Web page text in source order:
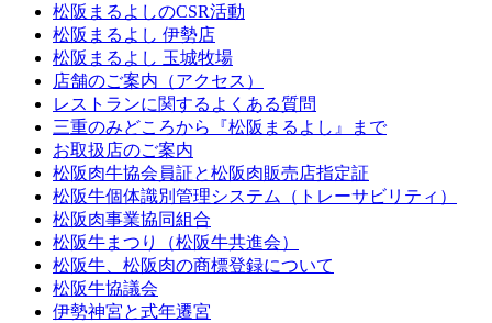
松阪まるよしのCSR活動
松阪まるよし 伊勢店
松阪まるよし 玉城牧場
店舗のご案内（アクセス）
レストランに関するよくある質問
三重のみどころから『松阪まるよし』まで
お取扱店のご案内
松阪肉牛協会員証と松阪肉販売店指定証
松阪牛個体識別管理システム（トレーサビリティ）
松阪肉事業協同組合
松阪牛まつり（松阪牛共進会）
松阪牛、松阪肉の商標登録について
松阪牛協議会
伊勢神宮と式年遷宮